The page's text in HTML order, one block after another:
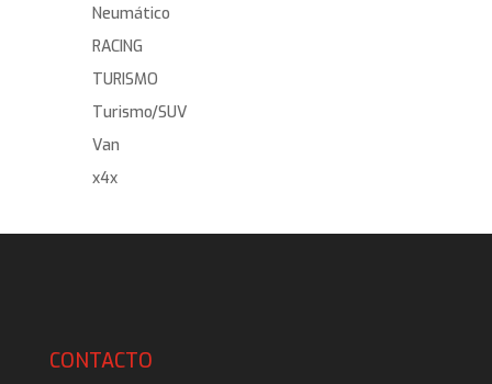
Neumático
RACING
TURISMO
Turismo/SUV
Van
x4x
CONTACTO